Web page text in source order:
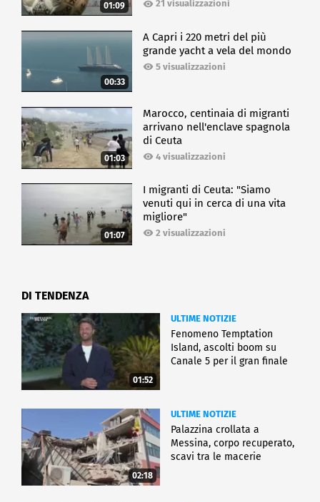
01:09 21 visualizzazioni
00:33
A Capri i 220 metri del più
grande yacht a vela del mondo
5 visualizzazioni
01:03
Marocco, centinaia di migranti
arrivano nell'enclave spagnola
di Ceuta
4 visualizzazioni
01:07
I migranti di Ceuta: "Siamo
venuti qui in cerca di una vita
migliore"
2 visualizzazioni
DI TENDENZA
01:52
ULTIME NOTIZIE
Fenomeno Temptation
Island, ascolti boom su
Canale 5 per il gran finale
02:18
ULTIME NOTIZIE
Palazzina crollata a
Messina, corpo recuperato,
scavi tra le macerie